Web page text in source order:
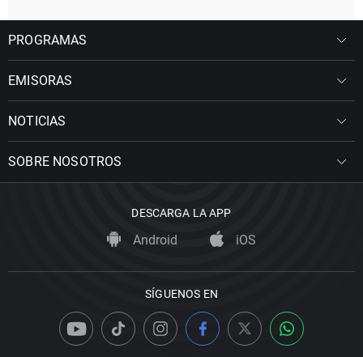
PROGRAMAS
EMISORAS
NOTICIAS
SOBRE NOSOTROS
DESCARGA LA APP
Android iOS
SÍGUENOS EN